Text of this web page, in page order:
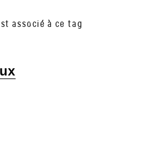
associé à ce tag